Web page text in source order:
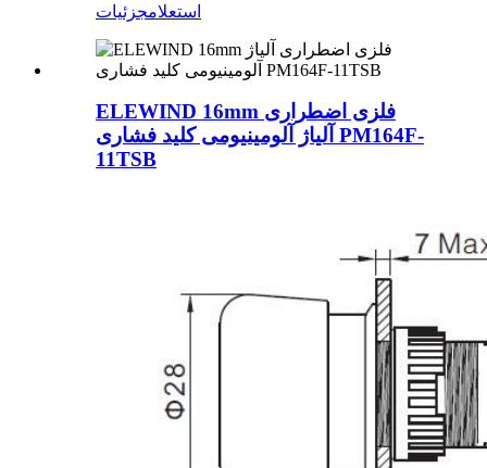
استعلامجزئیات
ELEWIND 16mm فلزی اضطراری
آلیاژ آلومینیومی کلید فشاری PM164F-
11TSB